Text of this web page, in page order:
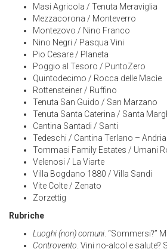
Masi Agricola / Tenuta Meraviglia
Mezzacorona / Monteverro
Montezovo / Nino Franco
Nino Negri / Pasqua Vini
Pio Cesare / Planeta
Poggio al Tesoro / PuntoZero
Quintodecimo / Rocca delle Macìe
Rottensteiner / Ruffino
Tenuta San Guido / San Marzano
Tenuta Santa Caterina / Santa
Cantina Santadi / Santi
Tedeschi / Cantina Terlano –
Tommasi Family Estates / Umani
Velenosi / La Viarte
Villa Bogdano 1880 / Villa Sandi
Vite Colte / Zenato
Zorzettig
Rubriche
Luoghi (non) comuni . “Sommersi?”
Controvento . Vini no-alcol e salute?